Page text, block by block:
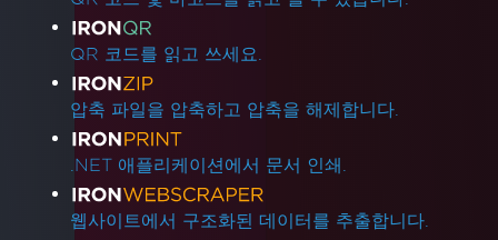
QR 코드를 읽고 쓰세요.
압축 파일을 압축하고 압축을 해제합니다.
.NET 애플리케이션에서 문서 인쇄.
웹사이트에서 구조화된 데이터를 추출합니다.